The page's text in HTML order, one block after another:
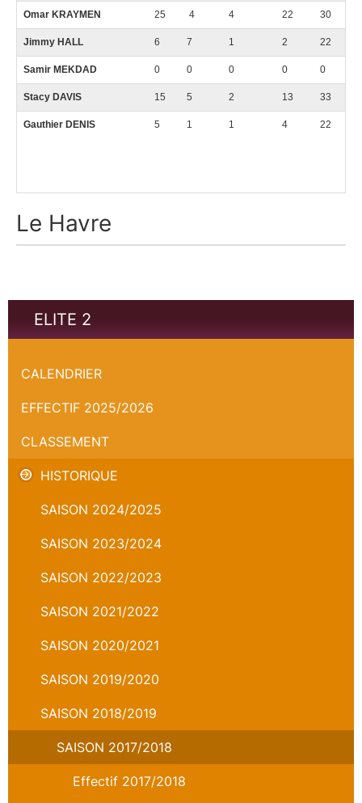
Omar KRAYMEN 25 4 4 22 30
Jimmy HALL 6 7 1 2 22
Samir MEKDAD 0 0 0 0 0
Stacy DAVIS 15 5 2 13 33
Gauthier DENIS 5 1 1 4 22
Le Havre
ELITE 2
CALENDRIER
EFFECTIF 2025/2026
CLASSEMENT
HISTORIQUE
SAISON 2024/2025
SAISON 2023/2024
SAISON 2022/2023
SAISON 2021/2022
SAISON 2020/2021
SAISON 2019/2020
SAISON 2018/2019
SAISON 2017/2018
Effectif 2017/2018